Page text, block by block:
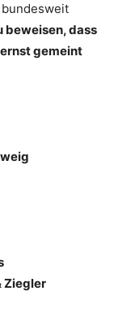
beweisen, dass
gemeint
Ziegler